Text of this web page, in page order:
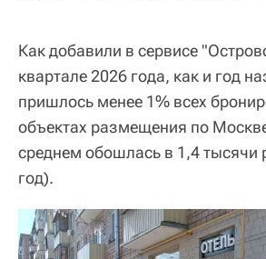
Как добавили в сервисе
квартале 2026 года, как и год
пришлось менее 1% всех
объектах размещения по
среднем обошлась в 1,4 тысячи
год).